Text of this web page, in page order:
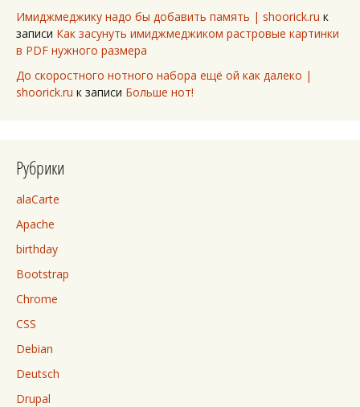
Имиджмеджику надо бы добавить память | shoorick.ru к
записи Как засунуть имиджмеджиком растровые картинки
в PDF нужного размера
До скоростного нотного набора ещё ой как далеко |
shoorick.ru к записи Больше нот!
Рубрики
alaCarte
Apache
birthday
Bootstrap
Chrome
CSS
Debian
Deutsch
Drupal